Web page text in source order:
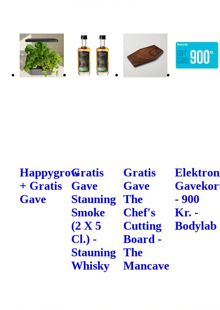
Happygrow
+ Gratis
Gave
Gratis
Gave
Stauning
Smoke
(2 X 5
Cl.) -
Stauning
Whisky
Gratis
Gave
The
Chef's
Cutting
Board -
The
Mancave
- 900
Kr. -
Bodylab